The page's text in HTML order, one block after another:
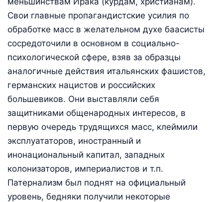
Свои главные пропагандистские усилия по
обработке масс в желательном духе баасисты
сосредоточили в основном в социально-
психологической сфере, взяв за образцы
аналогичные действия итальянских фашистов,
германских нацистов и российских
большевиков. Они выставляли себя
защитниками общенародных интересов, в
первую очередь трудящихся масс, клеймили
эксплуататоров, иностранный и
инонациональный капитал, западных
колонизаторов, империалистов и т.п.
Патернализм был поднят на официальный
уровень, бедняки получили некоторые